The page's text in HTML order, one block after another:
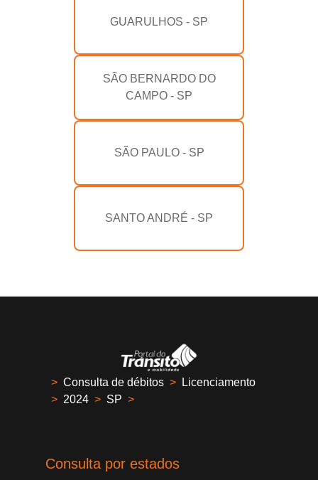
GUARULHOS - SP
SÃO BERNARDO DO
CAMPO - SP
SÃO PAULO - SP
SANTO ANDRÉ - SP
> Consulta de débitos >
Licenciamento
> 2024 > SP >
Consulta por estados